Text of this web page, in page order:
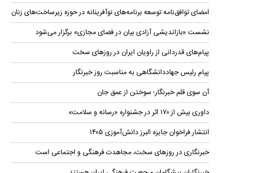
امضای توافق‌نامه توسعه برنامه‌های نوآفرینانه در حوزه زیرساخت‏‌های زنان
نشست «بازاندیشی آزادی بیان در فضای مجازی» برگزار می‌شود
پیام‌های قدردانی از راویان ایران در روزهای سخت
پیام رئیس جهاددانشگاهی به مناسبت روز خبرنگار
آن سوی قلم خبرنگار؛ سوختن از عمق جان
داوری بیش از ۱۷۰ اثر در جشنواره «رسانه و سلامت»
انتشار فراخوان جایزه البرز دانش‌آموزی ۱۴۰۵
خبرنگاری در روز‌های سخت، مجاهدت فرهنگی و اجتماعی است